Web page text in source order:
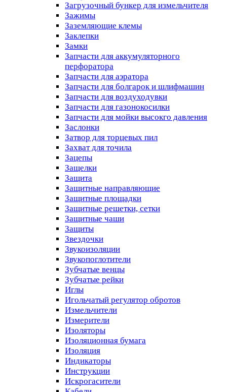
Загрузочный бункер для измельчителя
Зажимы
Заземляющие клемы
Заклепки
Замки
Запчасти для аккумуляторного
перфоратора
Запчасти для аэратора
Запчасти для болгарок и шлифмашин
Запчасти для воздуходувки
Запчасти для газонокосилки
Запчасти для мойки высокго давления
Заслонки
Затвор для торцевых пил
Захват для точила
Зацепы
Защелки
Защита
Защитные направляющие
Защитные площадки
Защитные решетки, сетки
Защитные чаши
Защиты
Звездочки
Звукоизоляции
Звукопоглотители
Зубчатые венцы
Зубчатые рейки
Иглы
Игольчатый регулятор обротов
Измельчители
Измерители
Изоляторы
Изоляционная бумага
Изоляция
Индикаторы
Инструкции
Искрогасители